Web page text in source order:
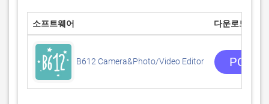
소프트웨어 다운로드
B612 Camera&Photo/Video Editor PC 앱